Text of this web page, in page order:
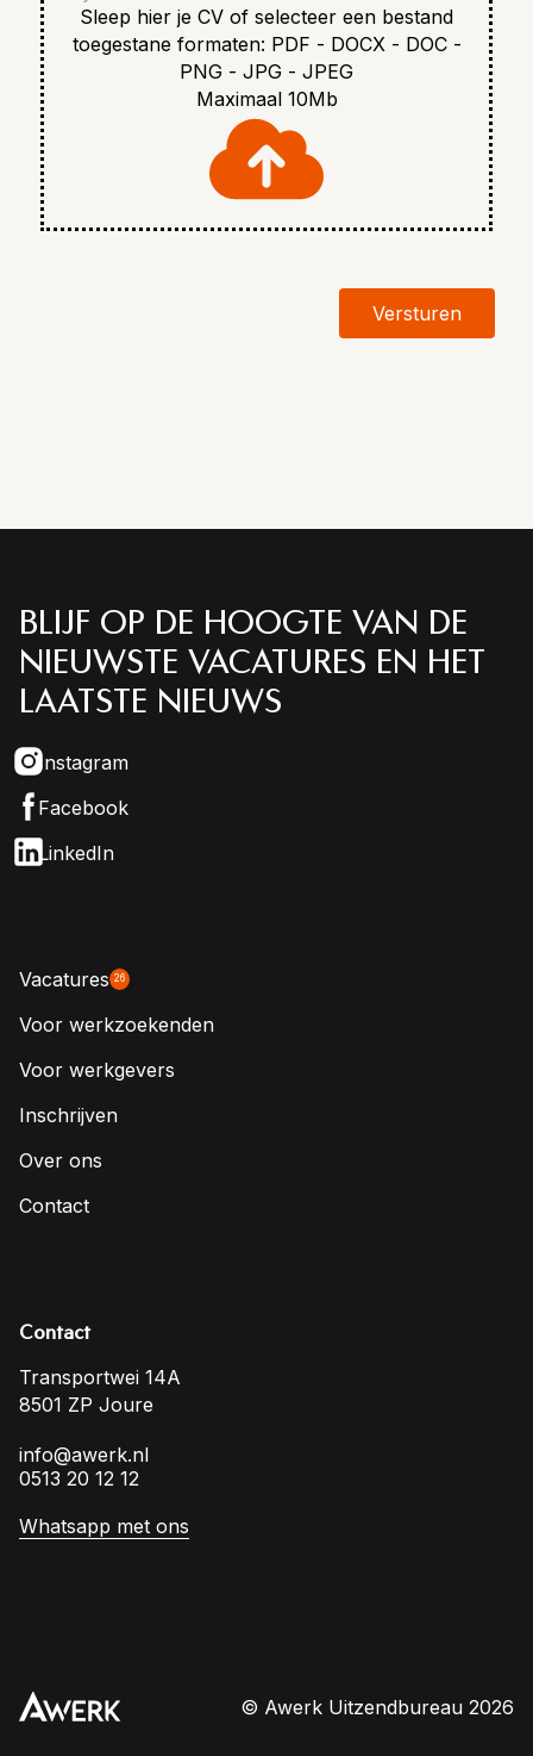
Sleep hier je CV of selecteer een bestand
toegestane formaten: PDF - DOCX - DOC -
PNG - JPG - JPEG
Maximaal 10Mb
Versturen
BLIJF OP DE HOOGTE VAN DE
NIEUWSTE VACATURES EN HET
LAATSTE NIEUWS
Instagram
Facebook
LinkedIn
Vacatures 26
Voor werkzoekenden
Voor werkgevers
Inschrijven
Over ons
Contact
Contact
Transportwei 14A
8501 ZP Joure
info@awerk.nl
0513 20 12 12
Whatsapp met ons
© Awerk Uitzendbureau 2026